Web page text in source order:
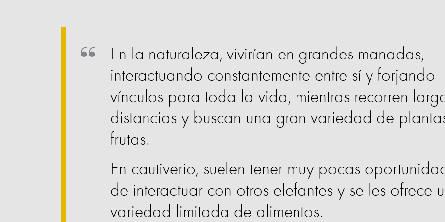
En la naturaleza, vivirían en grandes manadas,
interactuando constantemente entre sí y forjando
vínculos para toda la vida, mientras recorren
distancias y buscan una gran variedad de
frutas.
En cautiverio, suelen tener muy pocas
de interactuar con otros elefantes y se les ofrece
variedad limitada de alimentos.